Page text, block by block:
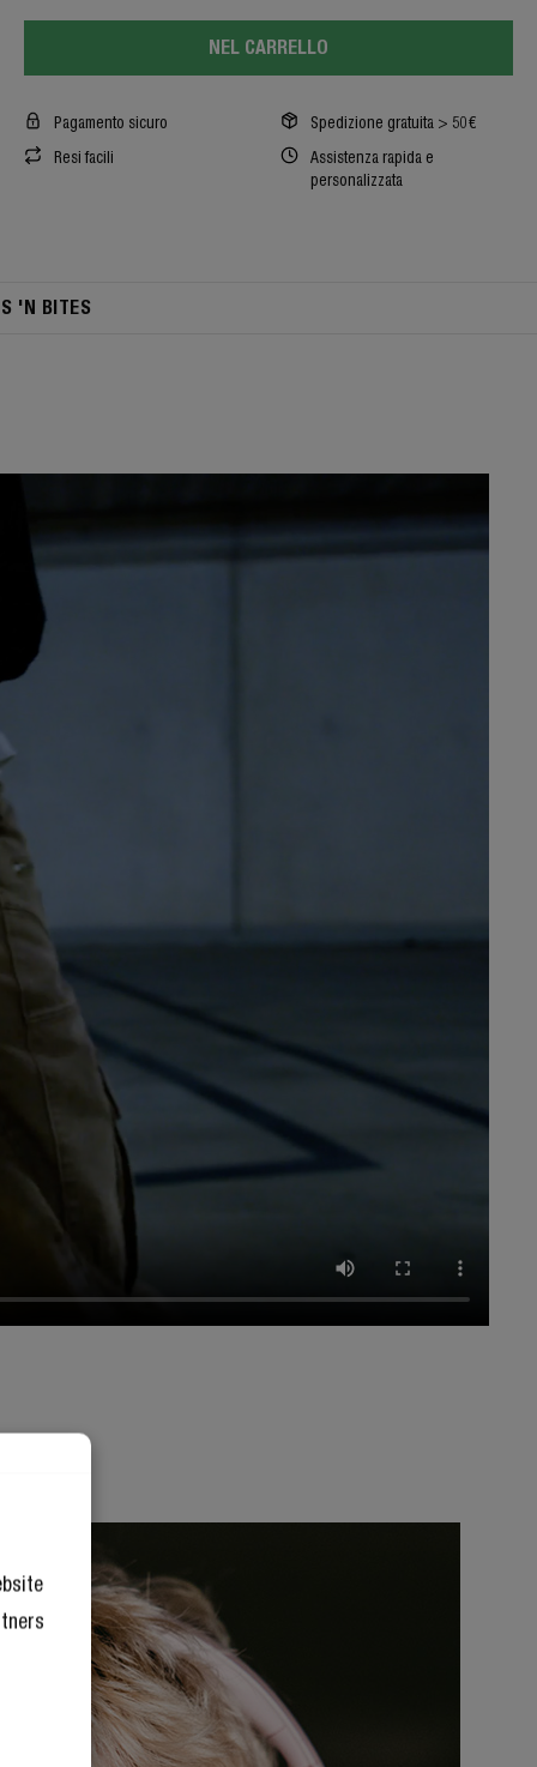
NEL CARRELLO
Pagamento sicuro
Spedizione gratuita > 50€
Resi facili
Assistenza rapida e
personalizzata
'N BITES